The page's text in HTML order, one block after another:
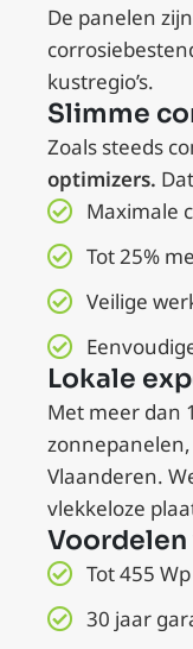
De panelen
kustregio’s.
Slimme
Zoals steeds
optimizers.
Maximale
Tot 25%
Veilige
Lokale
Met meer dan
Vlaanderen.
vlekkeloze
Voordelen
Tot 455
30 jaar